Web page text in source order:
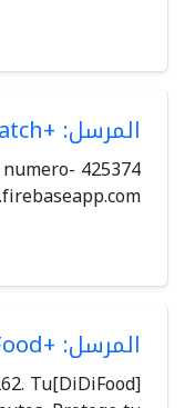
المرسل: +EZMatch
numero-
المرسل: +DiDiFood
Tu